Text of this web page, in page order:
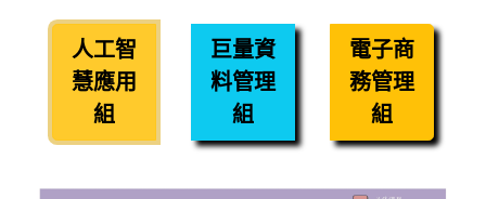
人工智
慧應用
組
巨量資
料管理
組
電子商
務管理
組